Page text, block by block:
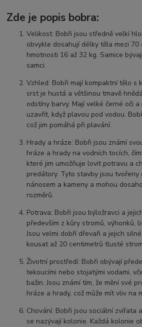
Zde je popis bobra:
Velikost: Bobři jsou středně velkí
obvykle dosahují délky těla mezi 70
hmotnosti 16 až 32 kg. Samice
samci.
Vzhled: Bobři mají kompaktní tělo s
srst je hustá a většinou tmavě
odstíny barvy. Mají velké černé oči
uzavřít, když plavou pod vodou.
což jim pomáhá při plavání.
Hrady a hráze: Bobři jsou známí
hráze a hrady na vodních tocích,
které jim umožňuje lovit potravu a
predátory. Tyto stavby jsou tvořeny
nánosem a kameny a mohou
rozměrů.
Potrava: Bobři jsou býložravci a
především z kůry stromů, výhonků,
Jsou velmi dobří dřevaři a jejich
kousat až 20 centimetrů tlusté
Životní prostředí: Bobři obývají
tekoucími nebo stojatými vodami,
bažin. Jsou známí tím, že mění své
hráze a hrady, což může mít vliv na
Chování: Bobři jsou sociální zvířata
se nazývají kolonie. Každá kolonie